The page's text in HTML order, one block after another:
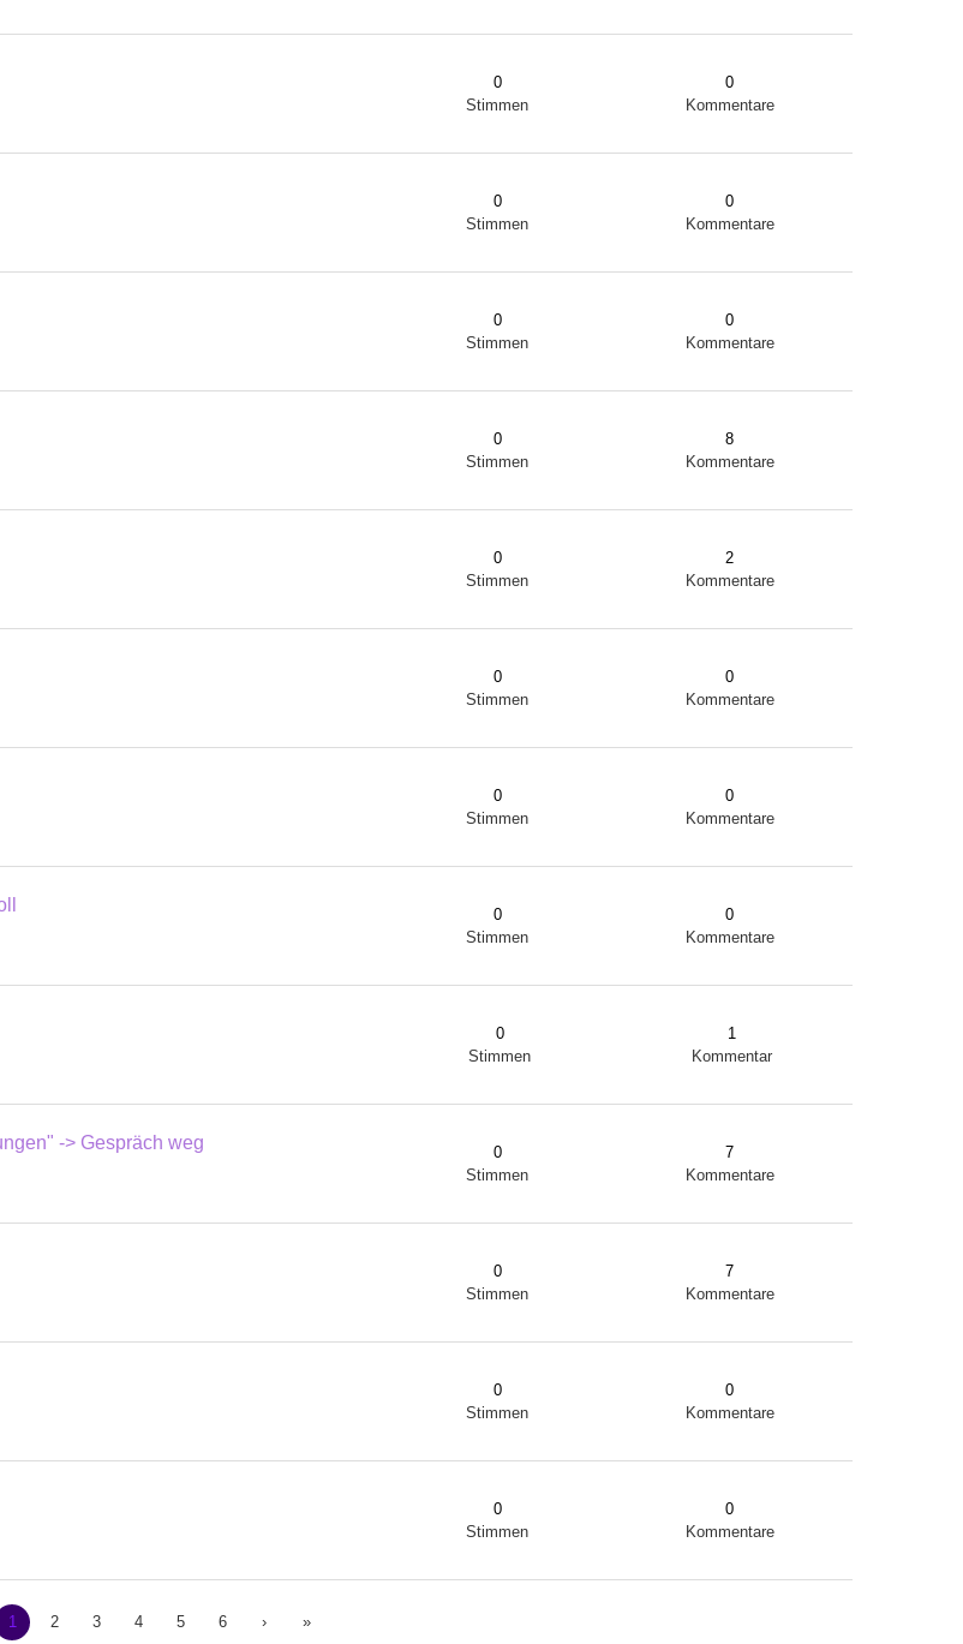
0
Stimmen
0
Kommentare
0
Stimmen
0
Kommentare
0
Stimmen
0
Kommentare
0
Stimmen
8
Kommentare
0
Stimmen
2
Kommentare
0
Stimmen
0
Kommentare
0
Stimmen
0
Kommentare
0
Stimmen
0
Kommentare
0
Stimmen
1
Kommentar
-> Gespräch weg
0
Stimmen
7
Kommentare
0
Stimmen
7
Kommentare
0
Stimmen
0
Kommentare
0
Stimmen
0
Kommentare
1 2 3 4 5 6 › »